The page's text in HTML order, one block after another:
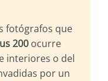
fotógrafos que
200 ocurre
interiores o del
por un